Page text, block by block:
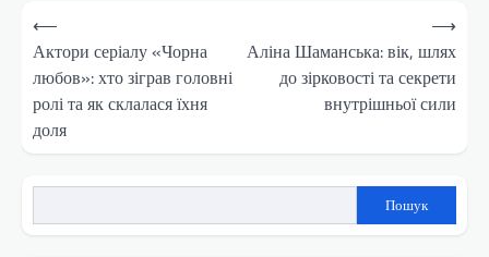
Навігація
записів
⟵
Актори серіалу «Чорна
любов»: хто зіграв головні
ролі та як склалася їхня
доля
Аліна Шаманська: вік, шлях
до зірковості та секрети
внутрішньої сили
⟶
Пошук